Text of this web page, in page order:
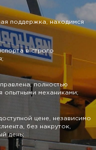
поддержка, находимся
в строго
полностью
опытными механиками;
цене, независимо
без накруток,
день;